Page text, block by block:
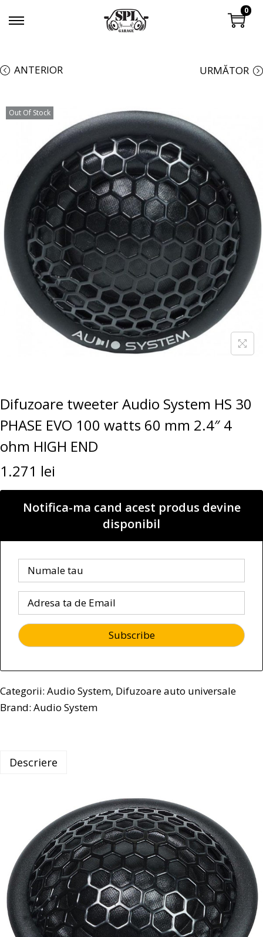
0
ANTERIOR URMĂTOR
Out Of Stock
Difuzoare tweeter Audio System HS 30
PHASE EVO 100 watts 60 mm 2.4″ 4
ohm HIGH END
1.271 lei
Notifica-ma cand acest produs devine
disponibil
Categorii: Audio System, Difuzoare auto universale
Brand: Audio System
Descriere